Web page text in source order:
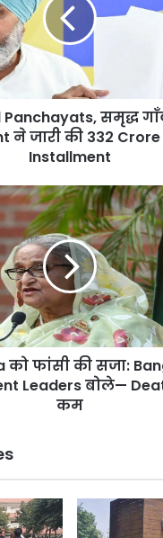
समृद्ध
ने जारी की 332
Installment
को फांसी की सजा:
Leaders बोले—
कम